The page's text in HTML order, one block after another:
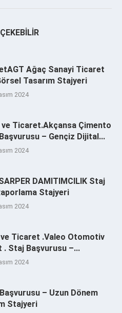
Ağaç Sanayi Ticaret
Tasarım Stajyeri
2024
Ticaret.Akçansa Çimento
– Gençiz Dijital...
2024
DAMITIMCILIK Staj
Stajyeri
2024
Ticaret .Valeo Otomotiv
. Staj Başvurusu –...
2024
– Uzun Dönem
Stajyeri